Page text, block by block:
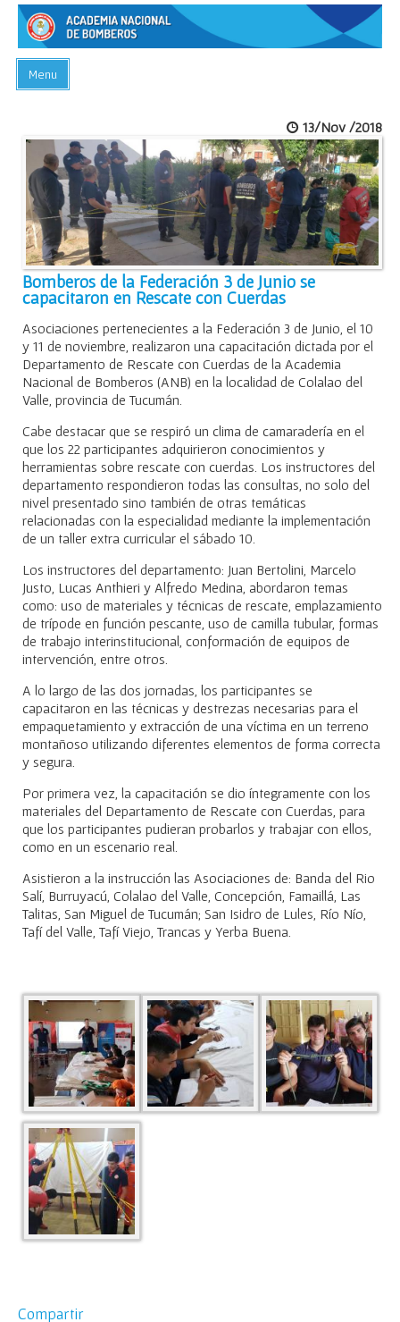
Menu
ACADEMIA
PREGUNTAS FRECUENTES
BIBLIOTECA
EVENTOS
CONTACTO
13/Nov /2018
Bomberos de la Federación 3 de Junio se
capacitaron en Rescate con Cuerdas
Asociaciones pertenecientes a la Federación 3 de Junio, el 10
y 11 de noviembre, realizaron una capacitación dictada por el
Departamento de Rescate con Cuerdas de la Academia
Nacional de Bomberos (ANB) en la localidad de Colalao del
Valle, provincia de Tucumán.
Cabe destacar que se respiró un clima de camaradería en el
que los 22 participantes adquirieron conocimientos y
herramientas sobre rescate con cuerdas. Los instructores del
departamento respondieron todas las consultas, no solo del
nivel presentado sino también de otras temáticas
relacionadas con la especialidad mediante la implementación
de un taller extra curricular el sábado 10.
Los instructores del departamento: Juan Bertolini, Marcelo
Justo, Lucas Anthieri y Alfredo Medina, abordaron temas
como: uso de materiales y técnicas de rescate, emplazamiento
de trípode en función pescante, uso de camilla tubular, formas
de trabajo interinstitucional, conformación de equipos de
intervención, entre otros.
A lo largo de las dos jornadas, los participantes se
capacitaron en las técnicas y destrezas necesarias para el
empaquetamiento y extracción de una víctima en un terreno
montañoso utilizando diferentes elementos de forma correcta
y segura.
Por primera vez, la capacitación se dio íntegramente con los
materiales del Departamento de Rescate con Cuerdas, para
que los participantes pudieran probarlos y trabajar con ellos,
como en un escenario real.
Asistieron a la instrucción las Asociaciones de: Banda del Rio
Salí, Burruyacú, Colalao del Valle, Concepción, Famaillá, Las
Talitas, San Miguel de Tucumán; San Isidro de Lules, Río Nío,
Tafí del Valle, Tafí Viejo, Trancas y Yerba Buena.
Compartir